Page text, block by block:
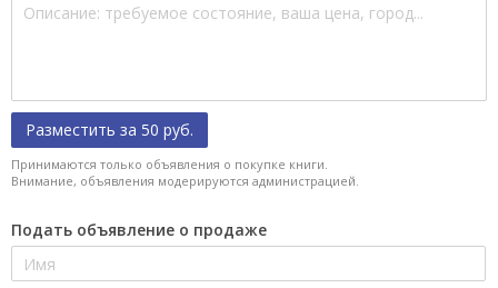
Разместить за 50 руб.
Принимаются только объявления о покупке книги.
Внимание, объявления модерируются администрацией.
Подать объявление о продаже